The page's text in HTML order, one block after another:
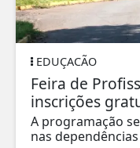
EDUÇACÃO
Feira de
inscrições
A programação
nas